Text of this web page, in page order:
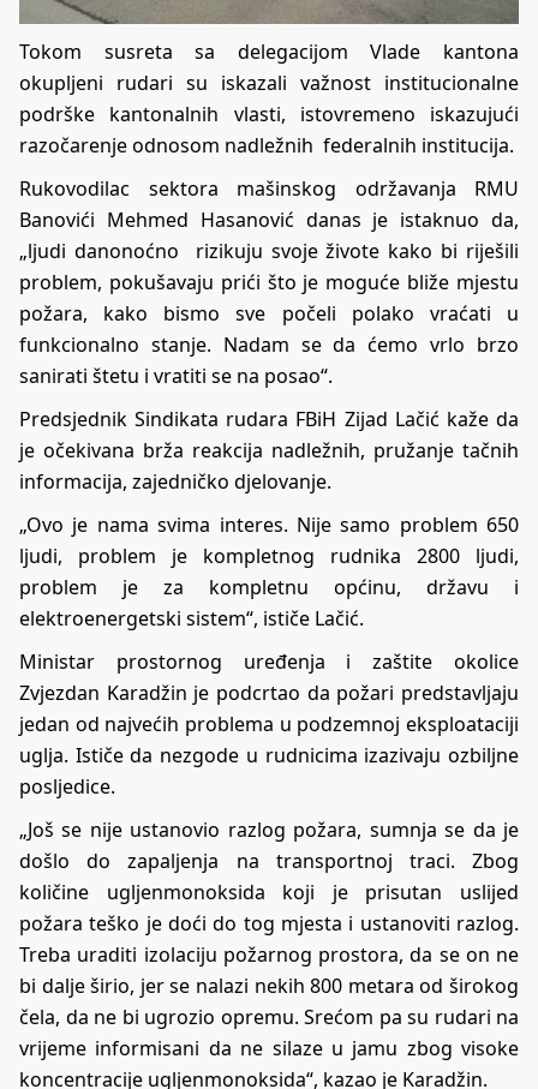
Tokom susreta sa delegacijom Vlade kantona
okupljeni rudari su iskazali važnost institucionalne
podrške kantonalnih vlasti, istovremeno iskazujući
razočarenje odnosom nadležnih federalnih institucija.
Rukovodilac sektora mašinskog održavanja RMU
Banovići Mehmed Hasanović danas je istaknuo da,
„ljudi danonoćno rizikuju svoje živote kako bi riješili
problem, pokušavaju prići što je moguće bliže mjestu
požara, kako bismo sve počeli polako vraćati u
funkcionalno stanje. Nadam se da ćemo vrlo brzo
sanirati štetu i vratiti se na posao“.
Predsjednik Sindikata rudara FBiH Zijad Lačić kaže da
je očekivana brža reakcija nadležnih, pružanje tačnih
informacija, zajedničko djelovanje.
„Ovo je nama svima interes. Nije samo problem 650
ljudi, problem je kompletnog rudnika 2800 ljudi,
problem je za kompletnu općinu, državu i
elektroenergetski sistem“, ističe Lačić.
Ministar prostornog uređenja i zaštite okolice
Zvjezdan Karadžin je podcrtao da požari predstavljaju
jedan od najvećih problema u podzemnoj eksploataciji
uglja. Ističe da nezgode u rudnicima izazivaju ozbiljne
posljedice.
„Još se nije ustanovio razlog požara, sumnja se da je
došlo do zapaljenja na transportnoj traci. Zbog
količine ugljenmonoksida koji je prisutan uslijed
požara teško je doći do tog mjesta i ustanoviti razlog.
Treba uraditi izolaciju požarnog prostora, da se on ne
bi dalje širio, jer se nalazi nekih 800 metara od širokog
čela, da ne bi ugrozio opremu. Srećom pa su rudari na
vrijeme informisani da ne silaze u jamu zbog visoke
koncentracije ugljenmonoksida“, kazao je Karadžin.